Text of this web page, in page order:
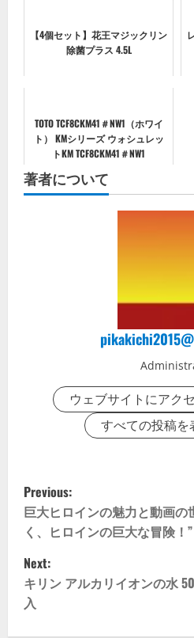
【4個セット】花王マジックリン
除菌プラス 4.5L
TOTO TCF8CKM41＃NW1（ホワイ
ト） KMシリーズ ウォシュレッ
トKM TCF8CKM41＃NW1
著者について
ウェブサイトにアク
すべての投稿を
P
o
s
t
n
Previous:
巨大ヒロインの魅力と動画の
く、ヒロインの巨大な冒険！”
Next:
キリン アルカリイオンの水
入